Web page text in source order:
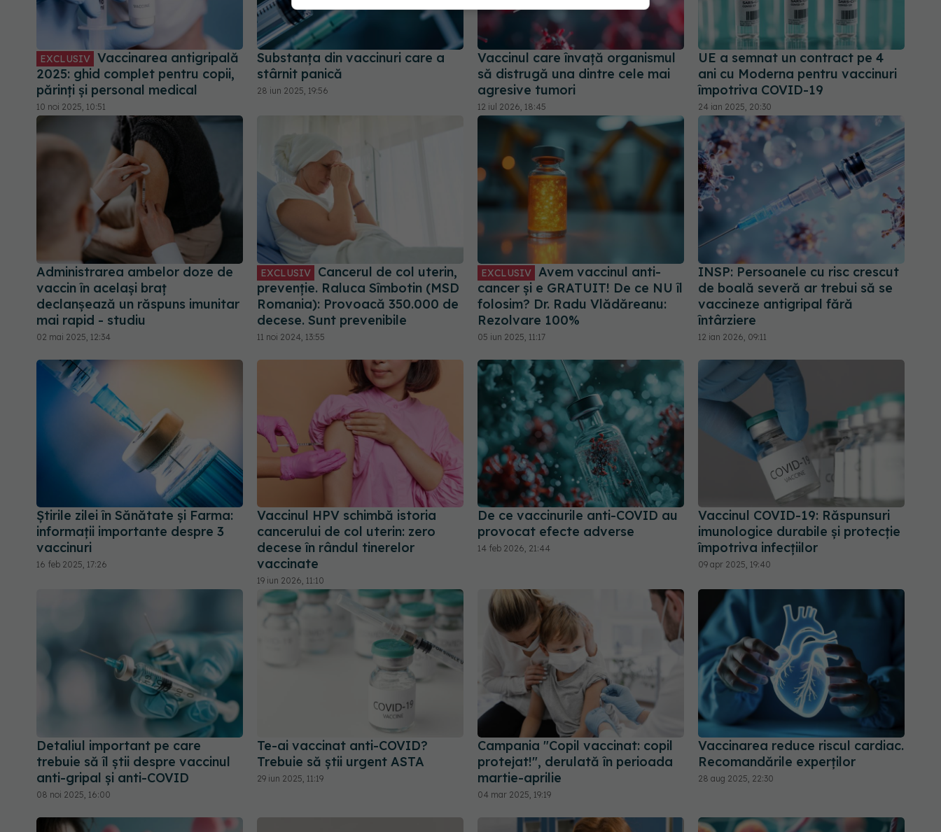
EXCLUSIV Vaccinarea antigripală
2025: ghid complet pentru copii,
părinți și personal medical
10 noi 2025, 10:51
Substanța din vaccinuri care a
stârnit panică
28 iun 2025, 19:56
Vaccinul care învață organismul
să distrugă una dintre cele mai
agresive tumori
12 iul 2026, 18:45
UE a semnat un contract pe 4
ani cu Moderna pentru vaccinuri
împotriva COVID-19
24 ian 2025, 20:30
Administrarea ambelor doze de
vaccin în acelaşi braţ
declanşează un răspuns imunitar
mai rapid - studiu
02 mai 2025, 12:34
EXCLUSIV
Cancerul de col uterin,
prevenție. Raluca Sîmbotin (MSD
Romania): Provoacă 350.000 de
decese. Sunt prevenibile
11 noi 2024, 13:55
EXCLUSIV Avem vaccinul anti-
cancer și e GRATUIT! De ce NU îl
folosim? Dr. Radu Vlădăreanu:
Rezolvare 100%
05 iun 2025, 11:17
INSP: Persoanele cu risc crescut
de boală severă ar trebui să se
vaccineze antigripal fără
întârziere
12 ian 2026, 09:11
Știrile zilei în Sănătate și Farma:
informații importante despre 3
vaccinuri
16 feb 2025, 17:26
Vaccinul HPV schimbă istoria
cancerului de col uterin: zero
decese în rândul tinerelor
vaccinate
19 iun 2026, 11:10
De ce vaccinurile anti-COVID au
provocat efecte adverse
14 feb 2026, 21:44
Vaccinul COVID-19: Răspunsuri
imunologice durabile și protecție
împotriva infecțiilor
09 apr 2025, 19:40
Detaliul important pe care
trebuie să îl știi despre vaccinul
anti-gripal și anti-COVID
08 noi 2025, 16:00
Te-ai vaccinat anti-COVID?
Trebuie să știi urgent ASTA
29 iun 2025, 11:19
Campania "Copil vaccinat: copil
protejat!", derulată în perioada
martie-aprilie
04 mar 2025, 19:19
Vaccinarea reduce riscul cardiac.
Recomandările experților
28 aug 2025, 22:30